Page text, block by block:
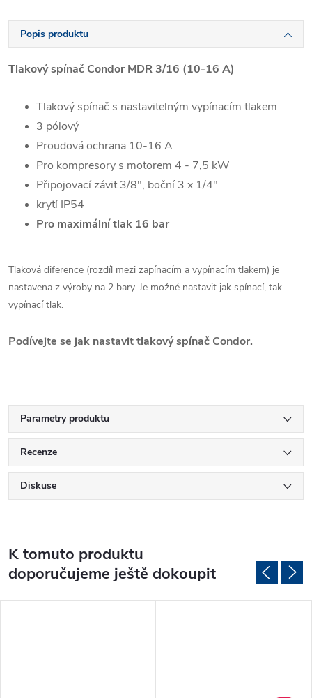
Popis produktu
Tlakový spínač Condor MDR 3/16 (10-16 A)
Tlakový spínač s nastavitelným vypínacím tlakem
3 pólový
Proudová ochrana 10-16 A
Pro kompresory s motorem 4 - 7,5 kW
Připojovací závit 3/8", boční 3 x 1/4"
krytí IP54
Pro maximální tlak 16 bar
Tlaková diference (rozdíl mezi zapínacím a vypínacím tlakem) je
nastavena z výroby na 2 bary. Je možné nastavit jak spínací, tak
vypínací tlak.
Podívejte se jak nastavit tlakový spínač Condor.
Parametry produktu
Recenze
Diskuse
K tomuto produktu
doporučujeme ještě dokoupit